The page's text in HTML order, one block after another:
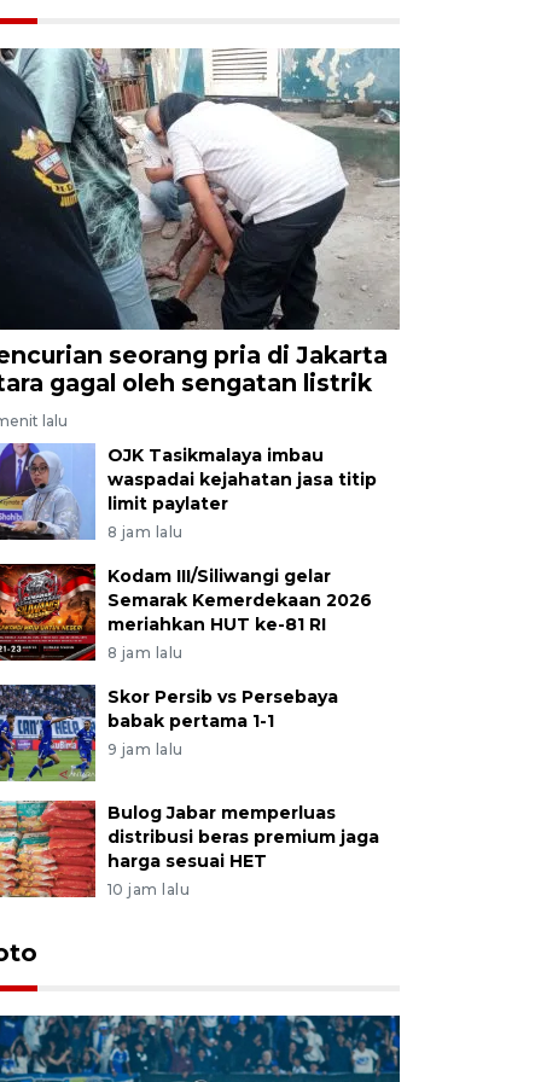
seorang pria di Jakarta
gagal oleh sengatan listrik
lalu
OJK Tasikmalaya imbau
waspadai kejahatan jasa titip
limit paylater
8 jam lalu
Kodam III/Siliwangi gelar
Semarak Kemerdekaan 2026
meriahkan HUT ke-81 RI
8 jam lalu
Skor Persib vs Persebaya
babak pertama 1-1
9 jam lalu
Bulog Jabar memperluas
distribusi beras premium jaga
harga sesuai HET
10 jam lalu